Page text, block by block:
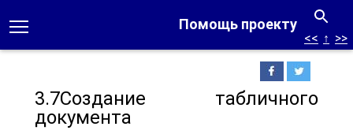
Помощь проекту
<< ↑ >>
3.7Создание табличного
документа